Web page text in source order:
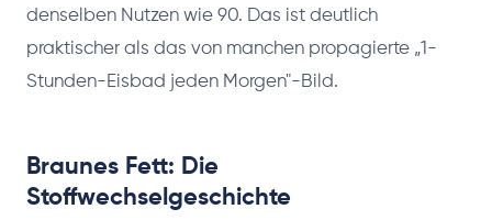
denselben Nutzen wie 90. Das ist deutlich
praktischer als das von manchen propagierte „1-
Stunden-Eisbad jeden Morgen"-Bild.
Braunes Fett: Die
Stoffwechselgeschichte